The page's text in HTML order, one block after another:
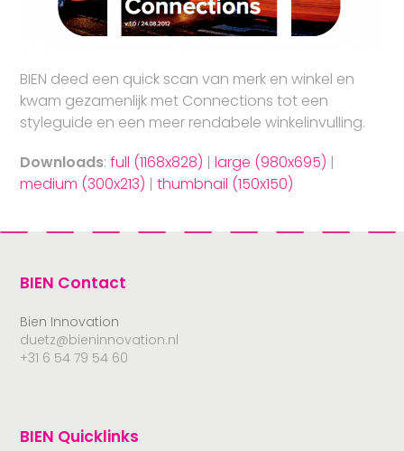
BIEN deed een quick scan van merk en winkel en
kwam gezamenlijk met Connections tot een
styleguide en een meer rendabele winkelinvulling.
Downloads:full (1168x828) |large (980x695) |
medium (300x213) |thumbnail (150x150)
BIEN Contact
Bien Innovation
duetz@bieninnovation.nl
+31 6 54 79 54 60
BIEN Quicklinks